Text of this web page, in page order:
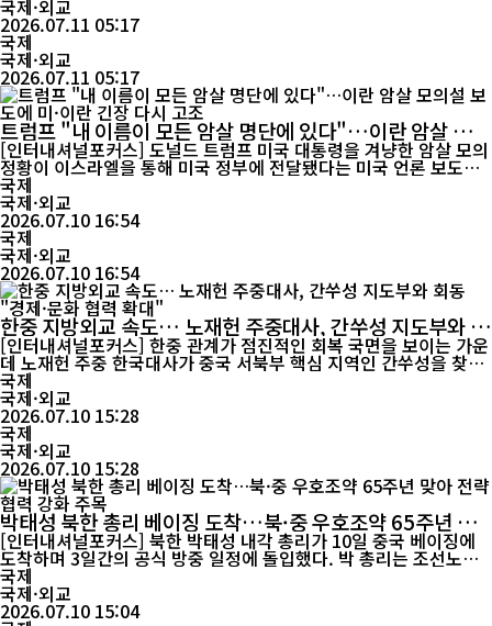
이 지지하겠다는 입장을 재확인하면서, 올해 체결 65주년을 맞은 중
·북 우호협조 및 상호원조조약을 계기로 양국 관계가 한층 밀착되는
국제·외교
2026.07.11 05:17
국제
국제·외교
2026.07.11 05:17
트럼프 "내 이름이 모든 암살 명단에 있다"…이란 암살 모의
설 보도에 미·이란 긴장 다시 고조
[인터내셔널포커스] 도널드 트럼프 미국 대통령을 겨냥한 암살 모의
정황이 이스라엘을 통해 미국 정부에 전달됐다는 미국 언론 보도가
나오면서 중동 정세가 다시 긴장 국면으로 접어들고 있다. 다만 해당
내용은 현재까지 미국과 이스라엘, 이란 어느 정부도 공식 확인하지
않은 사안으로, 사실 여부는 추가 검증이 필요한 상황이다. 미국 일
간 월스트리트저널(WSJ)은 9일(현지시간) 복수의 관...
국제
국제·외교
2026.07.10 16:54
국제
국제·외교
2026.07.10 16:54
한중 지방외교 속도… 노재헌 주중대사, 간쑤성 지도부와 회
동 "경제·문화 협력 확대"
[인터내셔널포커스] 한중 관계가 점진적인 회복 국면을 보이는 가운
데 노재헌 주중 한국대사가 중국 서북부 핵심 지역인 간쑤성을 찾아
지방정부 지도부와 경제·문화·관광 협력 확대 방안을 논의했다. 최
근 양국 정상이 연이어 교류하며 전략적 협력동반자 관계의 안정적
발전 의지를 확인한 이후 지방정부 차원의 경제협력도 다시 활기를
띠는 모습이다. 이번 만남은 중앙정부 외교를 지역 협력과 민...
국제
국제·외교
2026.07.10 15:28
국제
국제·외교
2026.07.10 15:28
박태성 북한 총리 베이징 도착…북·중 우호조약 65주년 맞
아 전략 협력 강화 주목
[인터내셔널포커스] 북한 박태성 내각 총리가 10일 중국 베이징에
도착하며 3일간의 공식 방중 일정에 돌입했다. 박 총리는 조선노동
당 중앙위원회 정치국 상무위원이자 국무위원회 부위원장 자격으로
당·정 대표단을 이끌고 중국을 방문했으며, 이번 일정의 핵심은 '중
조우호협력상호원조조약' 체결 65주년 기념행사 참석이다. 북·중
국제
국제·외교
2026.07.10 15:04